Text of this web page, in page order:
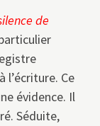
de
l’écriture. Ce
évidence. Il
Séduite,